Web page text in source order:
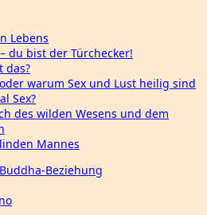
Lebens
du bist der Türchecker!
das?
warum Sex und Lust heilig sind
Sex?
des wilden Wesens und dem
Mannes
Beziehung